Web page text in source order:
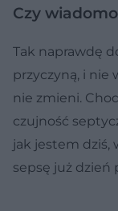
Czy
Tak naprawdę
przyczyną, i nie
nie zmieni.
czujność
jak jestem dziś,
sepsę już dzień